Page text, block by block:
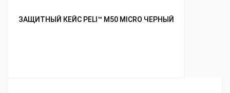
ЗАЩИТНЫЙ КЕЙС PELI™ M50 MICRO ЧЕРНЫЙ